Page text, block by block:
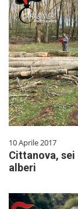
10 Aprile 2017
Cittanova,
alberi